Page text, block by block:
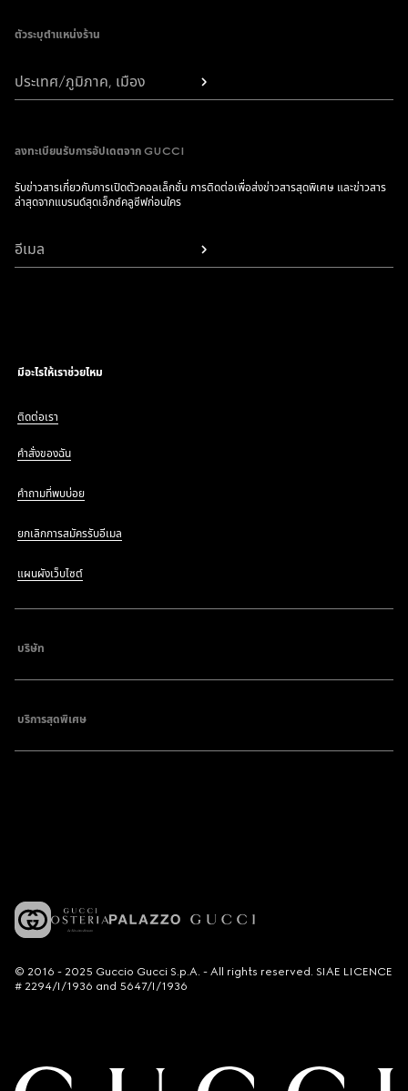
ตัวระบุตำแหน่งร้าน
ประเทศ/ภูมิภาค, เมือง
ลงทะเบียนรับการอัปเดตจาก GUCCI
รับข่าวสารเกี่ยวกับการเปิดตัวคอลเล็กชั่น การติดต่อเพื่อส่งข่าวสารสุดพิเศษ และข่าวสาร
ล่าสุดจากแบรนด์สุดเอ็กซ์คลูซีฟก่อนใคร
อีเมล
มีอะไรให้เราช่วยไหม
ติดต่อเรา
คำสั่งของฉัน
คำถามที่พบบ่อย
ยกเลิกการสมัครรับอีเมล
แผนผังเว็บไซต์
บริษัท
บริการสุดพิเศษ
© 2016 - 2025 Guccio Gucci S.p.A. - All rights reserved. SIAE LICENCE
# 2294/I/1936 and 5647/I/1936